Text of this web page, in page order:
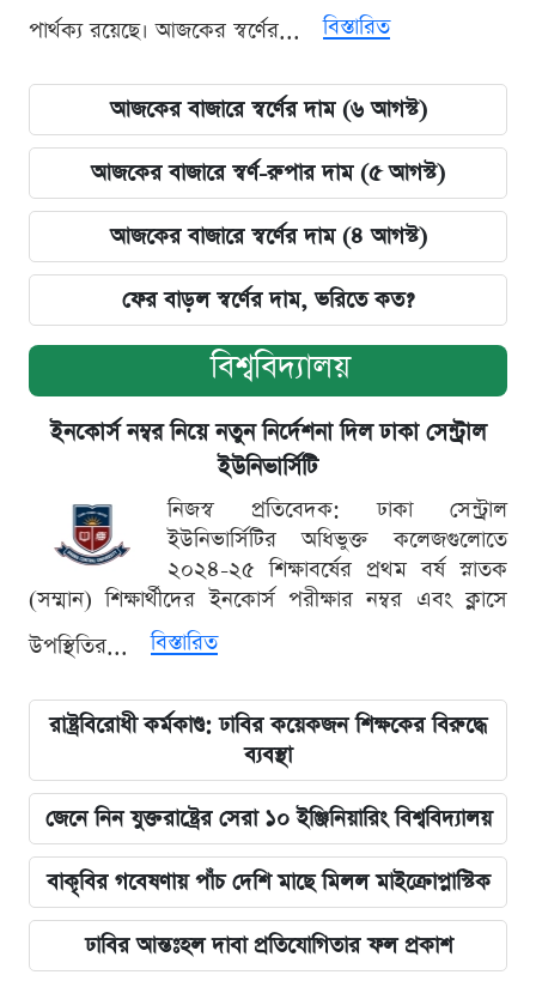
পার্থক্য রয়েছে। আজকের স্বর্ণের...
বিস্তারিত
আজকের বাজারে স্বর্ণের দাম (৬ আগস্ট)
আজকের বাজারে স্বর্ণ-রুপার দাম (৫ আগস্ট)
আজকের বাজারে স্বর্ণের দাম (৪ আগস্ট)
ফের বাড়ল স্বর্ণের দাম, ভরিতে কত?
বিশ্ববিদ্যালয়
ইনকোর্স নম্বর নিয়ে নতুন নির্দেশনা দিল ঢাকা সেন্ট্রাল
ইউনিভার্সিটি
নিজস্ব প্রতিবেদক: ঢাকা সেন্ট্রাল
ইউনিভার্সিটির অধিভুক্ত কলেজগুলোতে
২০২৪-২৫ শিক্ষাবর্ষের প্রথম বর্ষ স্নাতক
(সম্মান) শিক্ষার্থীদের ইনকোর্স পরীক্ষার নম্বর এবং ক্লাসে
উপস্থিতির...
বিস্তারিত
রাষ্ট্রবিরোধী কর্মকাণ্ড: ঢাবির কয়েকজন শিক্ষকের বিরুদ্ধে
ব্যবস্থা
জেনে নিন যুক্তরাষ্ট্রের সেরা ১০ ইঞ্জিনিয়ারিং বিশ্ববিদ্যালয়
বাকৃবির গবেষণায় পাঁচ দেশি মাছে মিলল মাইক্রোপ্লাস্টিক
ঢাবির আন্তঃহল দাবা প্রতিযোগিতার ফল প্রকাশ